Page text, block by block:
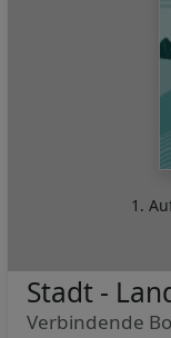
1.
Stadt -
Verbindende